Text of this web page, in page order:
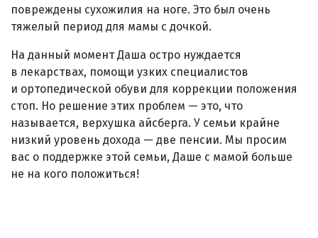
повреждены сухожилия на ноге. Это был очень
тяжелый период для мамы с дочкой.
На данный момент Даша остро нуждается
в лекарствах, помощи узких специалистов
и ортопедической обуви для коррекции положения
стоп. Но решение этих проблем — это, что
называется, верхушка айсберга. У семьи крайне
низкий уровень дохода — две пенсии. Мы просим
вас о поддержке этой семьи, Даше с мамой больше
не на кого положиться!